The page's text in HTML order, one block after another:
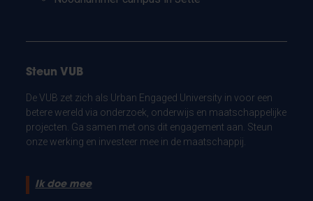
Steun VUB
De VUB zet zich als Urban Engaged University in voor een
betere wereld via onderzoek, onderwijs en maatschappelijke
projecten. Ga samen met ons dit engagement aan. Steun
onze werking en investeer mee in de maatschappij.
Ik doe mee